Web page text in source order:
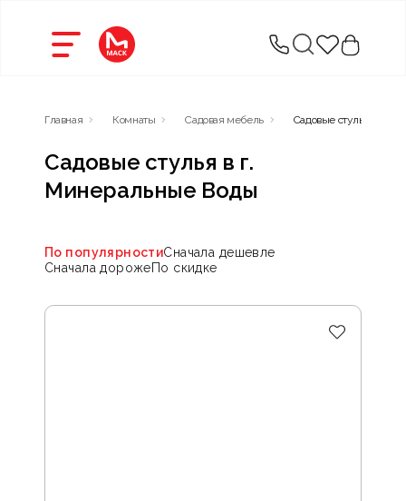
Главная Комнаты Садовая мебель Садовые стулья
Садовые стулья в г.
Минеральные Воды
По популярностиСначала дешевле
Сначала дорожеПо скидке